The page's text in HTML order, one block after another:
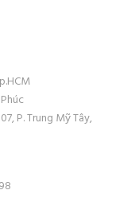
P. Trung Mỹ Tây,